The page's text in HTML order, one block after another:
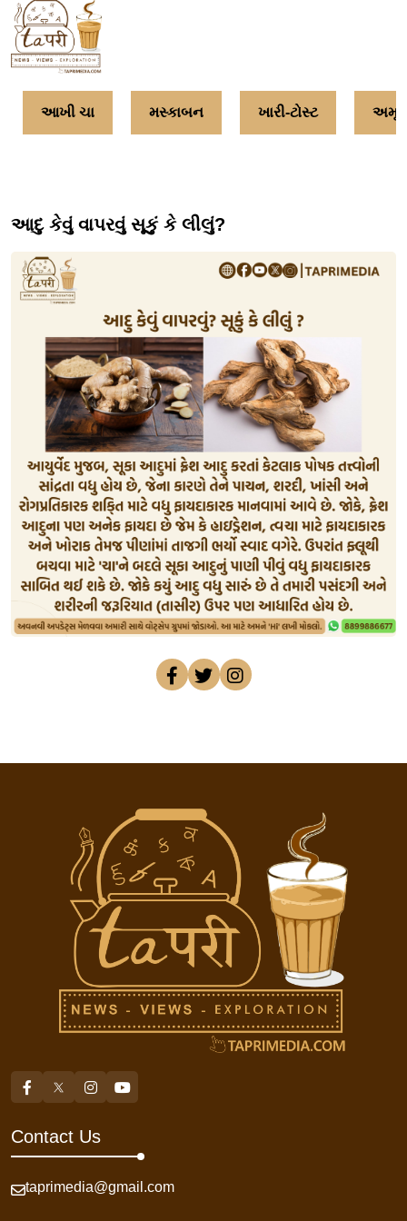
આખી ચા મસ્કાબન ખારી-ટોસ્ટ
આદુ કેવું વાપરવું સૂકું કે લીલું?
Contact Us
taprimedia@gmail.com